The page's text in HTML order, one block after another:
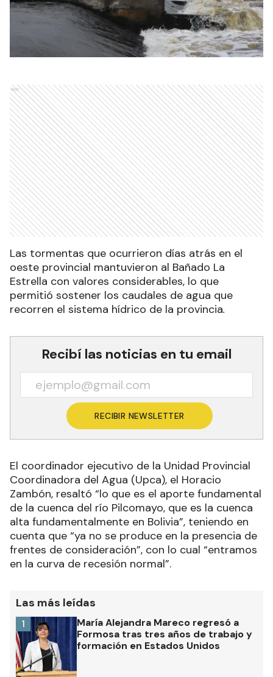
Ads
Las tormentas que ocurrieron días atrás en el
oeste provincial mantuvieron al Bañado La
Estrella con valores considerables, lo que
permitió sostener los caudales de agua que
recorren el sistema hídrico de la provincia.
Recibí las noticias en tu email
RECIBIR NEWSLETTER
El coordinador ejecutivo de la Unidad Provincial
Coordinadora del Agua (Upca), el Horacio
Zambón, resaltó “lo que es el aporte fundamental
de la cuenca del río Pilcomayo, que es la cuenca
alta fundamentalmente en Bolivia”, teniendo en
cuenta que “ya no se produce en la presencia de
frentes de consideración”, con lo cual “entramos
en la curva de recesión normal”.
Las más leídas
María Alejandra Mareco regresó a
Formosa tras tres años de trabajo y
formación en Estados Unidos
1